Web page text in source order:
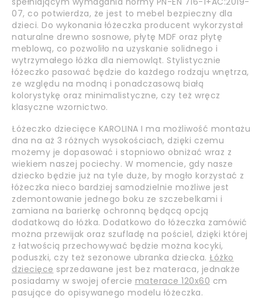
07, co potwierdza, że jest to mebel bezpieczny dla
dzieci. Do wykonania łóżeczka producent wykorzystał
naturalne drewno sosnowe, płytę MDF oraz płytę
meblową, co pozwoliło na uzyskanie solidnego i
wytrzymałego łóżka dla niemowląt. Stylistycznie
łóżeczko pasować będzie do każdego rodzaju wnętrza,
ze względu na modną i ponadczasową białą
kolorystykę oraz minimalistyczne, czy też wręcz
klasyczne wzornictwo.
Łóżeczko dziecięce KAROLINA I ma możliwość montażu
dna na aż 3 różnych wysokościach, dzięki czemu
możemy je dopasować i stopniowo obniżać wraz z
wiekiem naszej pociechy. W momencie, gdy nasze
dziecko będzie już na tyle duże, by mogło korzystać z
łóżeczka nieco bardziej samodzielnie możliwe jest
zdemontowanie jednego boku ze szczebelkami i
zamiana na barierkę ochronną będącą opcją
dodatkową do łóżka. Dodatkowo do łóżeczka zamówić
można przewijak oraz szufladę na pościel, dzięki której
z łatwością przechowywać będzie można kocyki,
poduszki, czy też sezonowe ubranka dziecka. Łóżko
dziecięce sprzedawane jest bez materaca, jednakże
posiadamy w swojej ofercie materace 120x60 cm
pasujące do opisywanego modelu łóżeczka.